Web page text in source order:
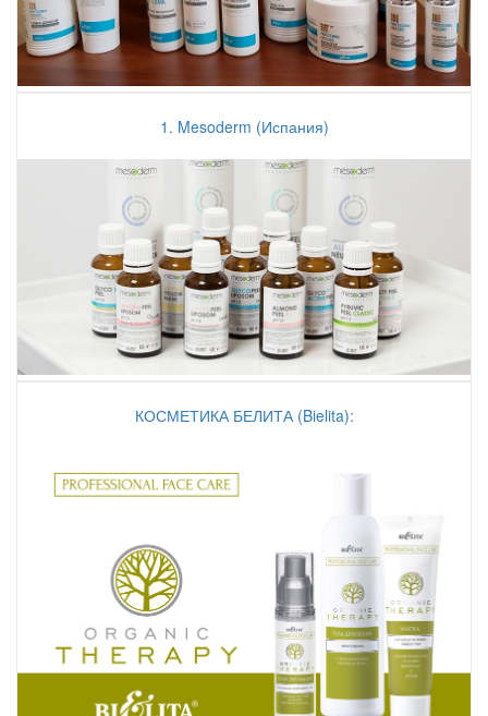
1. Mesoderm (Испания)
КОСМЕТИКА БЕЛИТА (Bielita):